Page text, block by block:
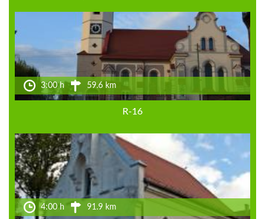
3:00 h 59.6 km
R-16
4:00 h 91.9 km